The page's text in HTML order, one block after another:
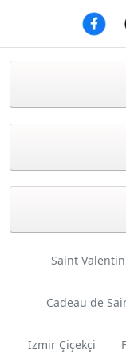
Saint Valentin
Cadeau de
İzmir Çiçekçi